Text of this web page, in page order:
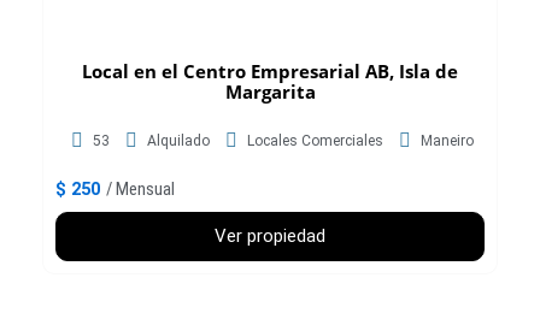
Local en el Centro Empresarial AB, Isla de
Margarita
53 Alquilado Locales Comerciales Maneiro
$ 250 / Mensual
Ver propiedad